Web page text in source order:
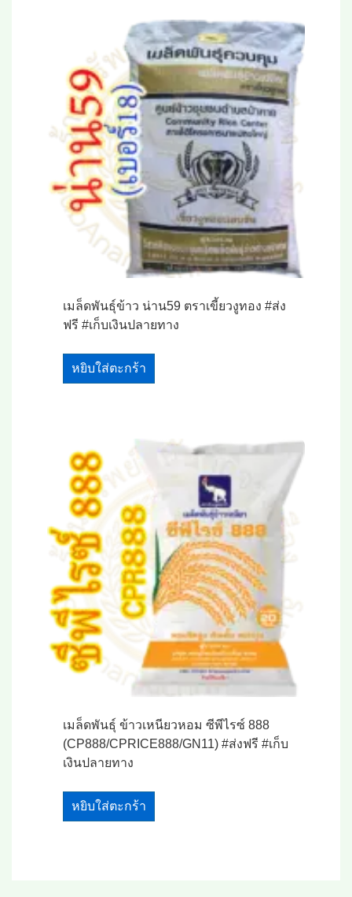
เมล็ดพันธุ์ข้าว น่าน59 ตราเขี้ยวงูทอง #ส่ง
ฟรี #เก็บเงินปลายทาง
หยิบใส่ตะกร้า
เมล็ดพันธุ์ ข้าวเหนียวหอม ซีพีไรซ์ 888
(CP888/CPRICE888/GN11) #ส่งฟรี #เก็บ
เงินปลายทาง
หยิบใส่ตะกร้า